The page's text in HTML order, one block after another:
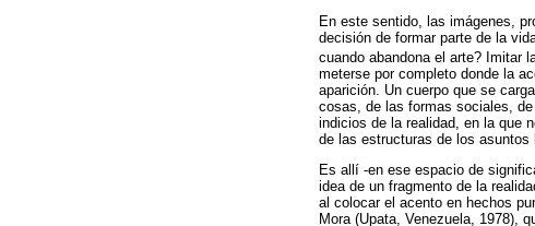
En este sentido, las imágenes,
decisión de formar parte de la
cuando abandona el arte? Imitar
meterse por completo donde la
aparición. Un cuerpo que se
cosas, de las formas sociales,
indicios de la realidad, en la que
de las estructuras de los asuntos
Es allí -en ese espacio de
idea de un fragmento de la
al colocar el acento en hechos
Mora (Upata, Venezuela, 1978),